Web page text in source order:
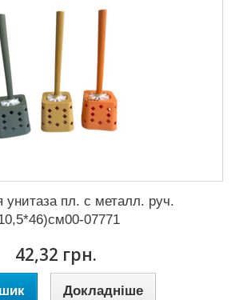
унитаза пл. с металл. руч.
07771
42,32 грн.
Докладніше